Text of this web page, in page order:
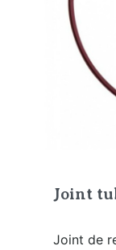
Joint
Joint de